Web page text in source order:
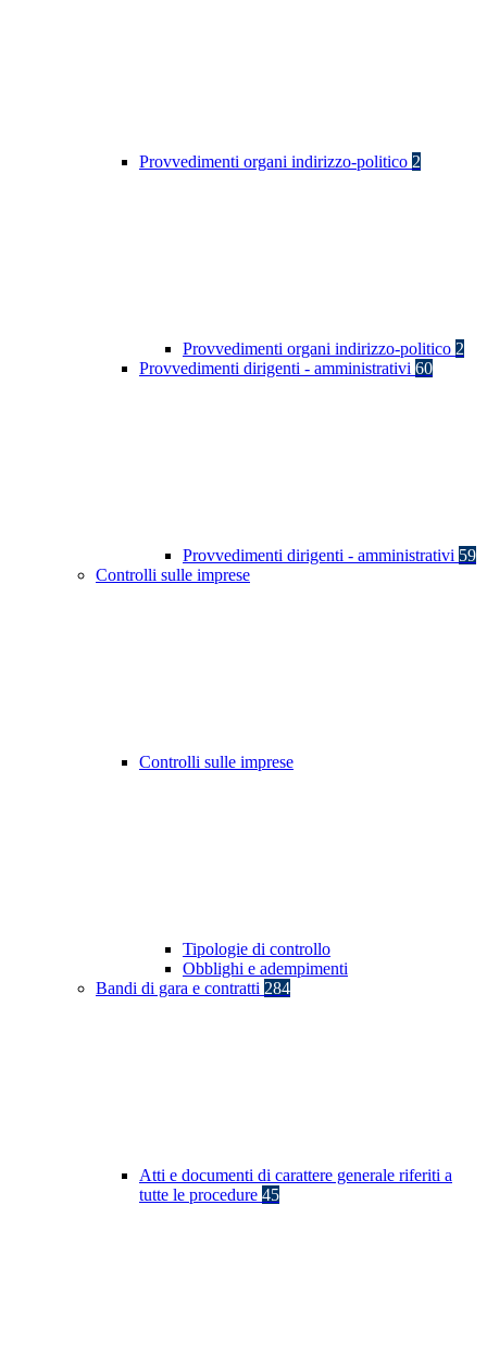
Provvedimenti organi indirizzo-politico 2
Provvedimenti organi indirizzo-politico 2
Provvedimenti dirigenti - amministrativi 60
Provvedimenti dirigenti - amministrativi 59
Controlli sulle imprese
Controlli sulle imprese
Tipologie di controllo
Obblighi e adempimenti
Bandi di gara e contratti 284
Atti e documenti di carattere generale riferiti a
tutte le procedure 45